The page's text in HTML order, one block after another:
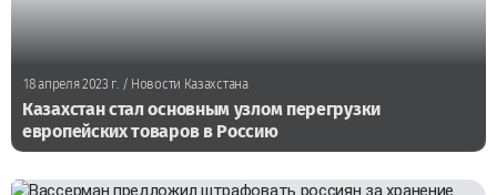
18 апреля 2023 г. / Новости Казахстана
Казахстан стал основным узлом перегрузки
европейских товаров в Россию